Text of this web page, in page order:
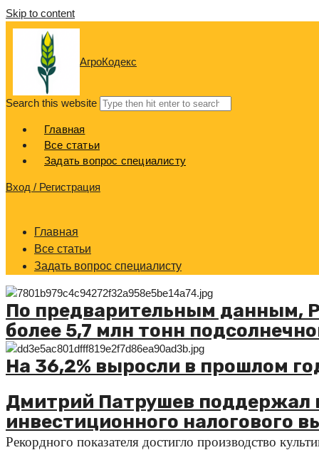
Skip to content
АгроКодекс
Search this website
Главная
Все статьи
Задать вопрос специалисту
Вход / Регистрация
Главная
Все статьи
Задать вопрос специалисту
По предварительным данным,
более 5,7 млн тонн
На 36,2% выросли в прошлом
Дмитрий Патрушев поддержал
инвестиционного налогового
Рекордного показателя достигло производство